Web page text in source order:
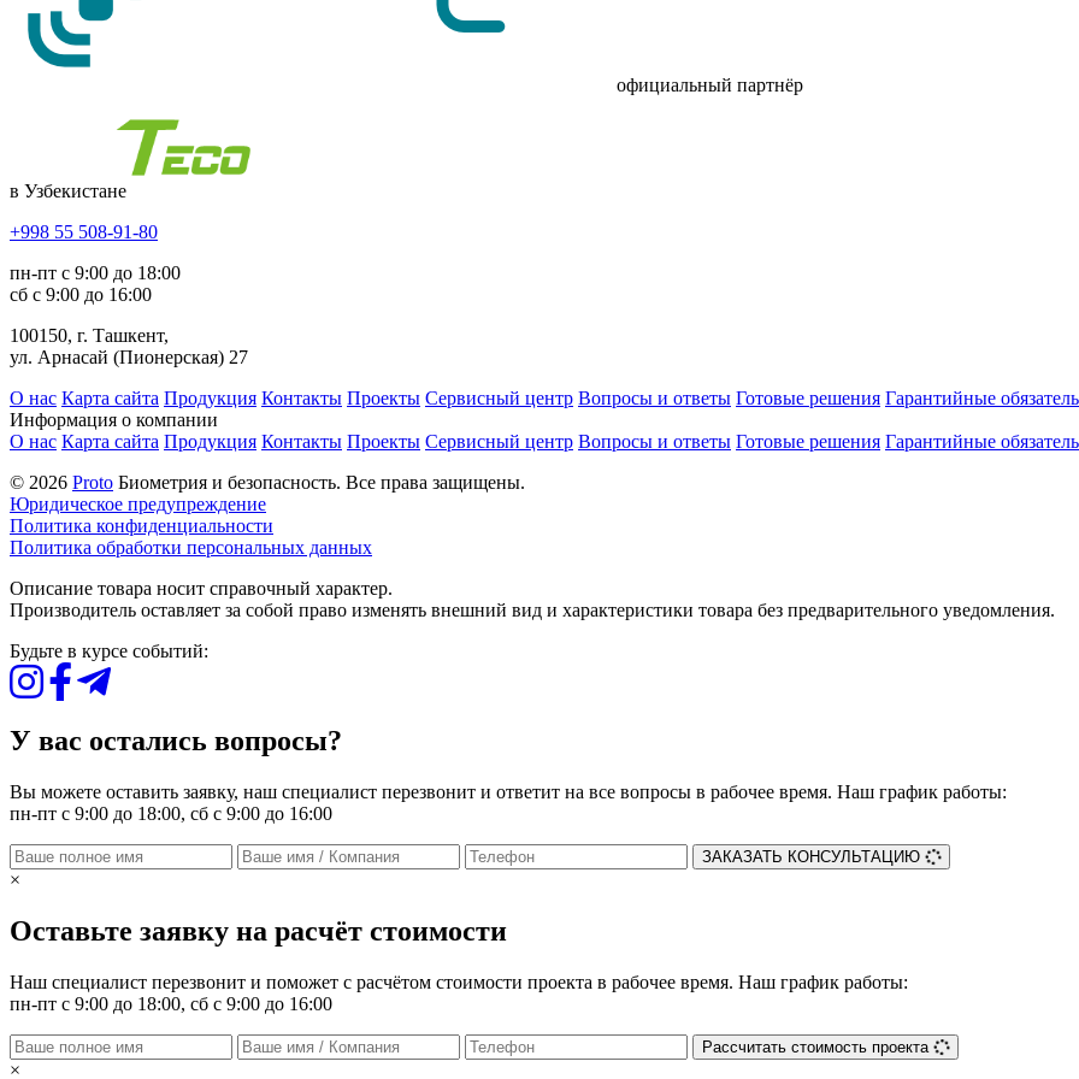
официальный партнёр
в Узбекистане
+998 55 508-91-80
пн-пт с 9:00 до 18:00
сб с 9:00 до 16:00
100150, г. Ташкент,
ул. Арнасай (Пионерская) 27
О нас Карта сайта Продукция Контакты Проекты Сервисный центр Вопросы и ответы Готовые решения Гарантийные
Информация о компании
О нас Карта сайта Продукция Контакты Проекты Сервисный центр Вопросы и ответы Готовые решения Гарантийные
© 2026 Proto Биометрия и безопасность. Все права защищены.
Юридическое предупреждение
Политика конфиденциальности
Политика обработки персональных данных
Описание товара носит справочный характер.
Производитель оставляет за собой право изменять внешний вид и характеристики товара без предварительного уведомления.
Будьте в курсе событий:
У вас остались вопросы?
Вы можете оставить заявку, наш специалист перезвонит и ответит на все вопросы в рабочее время. Наш график работы:
пн-пт с 9:00 до 18:00, сб с 9:00 до 16:00
ЗАКАЗАТЬ КОНСУЛЬТАЦИЮ
×
Оставьте заявку на расчёт стоимости
Наш специалист перезвонит и поможет с расчётом стоимости проекта в рабочее время. Наш график работы:
пн-пт с 9:00 до 18:00, сб с 9:00 до 16:00
Рассчитать стоимость проекта
×